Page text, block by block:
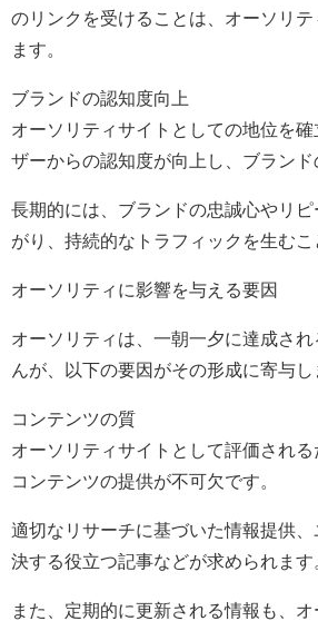
のリンクを受けることは、オーソリテ
ます。
ブランドの認知度向上
オーソリティサイトとしての地位を
ザーからの認知度が向上し、ブランド
長期的には、ブランドの忠誠心やリ
がり、持続的なトラフィックを生むこ
オーソリティに影響を与える要因
オーソリティは、一朝一夕に達成さ
んが、以下の要因がその形成に寄与し
コンテンツの質
オーソリティサイトとして評価され
コンテンツの提供が不可欠です。
適切なリサーチに基づいた情報提供
決する役立つ記事などが求められます
また、定期的に更新される情報も、